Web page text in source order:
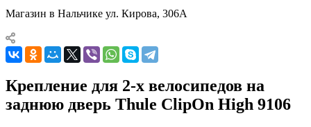
Магазин в Нальчике ул. Кирова, 306А
Крепление для 2-х велосипедов на
заднюю дверь Thule ClipOn High 9106